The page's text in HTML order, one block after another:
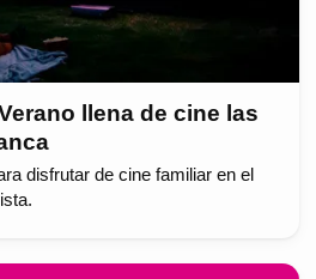
llena de cine las
disfrutar de cine familiar en el